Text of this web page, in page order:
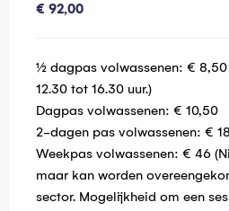
€ 92,00
½ dagpas volwassenen: € 8,50
12.30 tot 16.30 uur.)
Dagpas volwassenen: € 10,50
2-dagen pas volwassenen: € 18
Weekpas volwassenen: € 46
maar kan worden
sector. Mogelijkheid om een